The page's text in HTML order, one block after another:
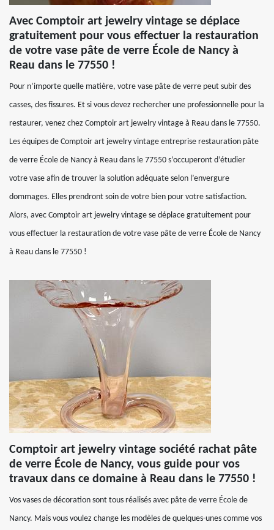
Avec Comptoir art jewelry vintage se déplace
gratuitement pour vous effectuer la restauration
de votre vase pâte de verre École de Nancy à
Reau dans le 77550 !
Pour n’importe quelle matière, votre vase pâte de verre peut subir des
casses, des fissures. Et si vous devez rechercher une professionnelle pour la
restaurer, venez chez Comptoir art jewelry vintage à Reau dans le 77550.
Les équipes de Comptoir art jewelry vintage entreprise restauration pâte
de verre École de Nancy à Reau dans le 77550 s’occuperont d’étudier
votre vase afin de trouver la solution adéquate selon l’envergure
dommages. Elles prendront soin de votre bien pour votre satisfaction.
Alors, avec Comptoir art jewelry vintage se déplace gratuitement pour
vous effectuer la restauration de votre vase pâte de verre École de Nancy
à Reau dans le 77550 !
Comptoir art jewelry vintage société rachat pâte
de verre École de Nancy, vous guide pour vos
travaux dans ce domaine à Reau dans le 77550 !
Vos vases de décoration sont tous réalisés avec pâte de verre École de
Nancy. Mais vous voulez change les modèles de quelques-unes comme vos